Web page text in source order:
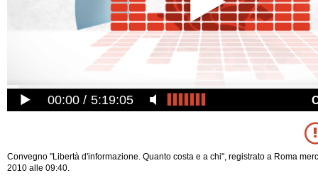
00:00 5:19:05
Convegno "Libertà d'informazione. Quanto costa e a chi", registrato a Roma
2010 alle 09:40.